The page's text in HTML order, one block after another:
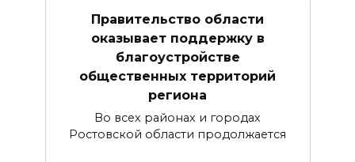
Правительство области
оказывает поддержку в
благоустройстве
общественных территорий
региона
Во всех районах и городах
Ростовской области продолжается